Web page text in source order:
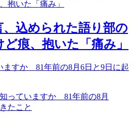
、込められた語り部の
痕、抱いた「痛み」
ますか 81年前の8月6日と9日に起